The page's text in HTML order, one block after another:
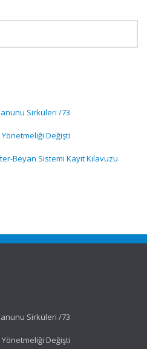
Sirküleri /73
Değişti
Beyan Sistemi Kayıt Kılavuzu
Sirküleri /73
Değişti